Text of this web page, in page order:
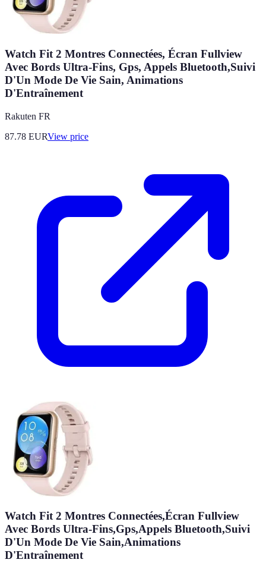
Watch Fit 2 Montres Connectées, Écran Fullview
Avec Bords Ultra-Fins, Gps, Appels Bluetooth,Suivi
D'Un Mode De Vie Sain, Animations
D'Entraînement
Rakuten FR
87.78 EURView price
Watch Fit 2 Montres Connectées,Écran Fullview
Avec Bords Ultra-Fins,Gps,Appels Bluetooth,Suivi
D'Un Mode De Vie Sain,Animations
D'Entraînement